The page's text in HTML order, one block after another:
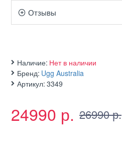
Отзывы
Наличие: Нет в наличии
Бренд: Ugg Australia
Артикул: 3349
24990 р. 26990 р.